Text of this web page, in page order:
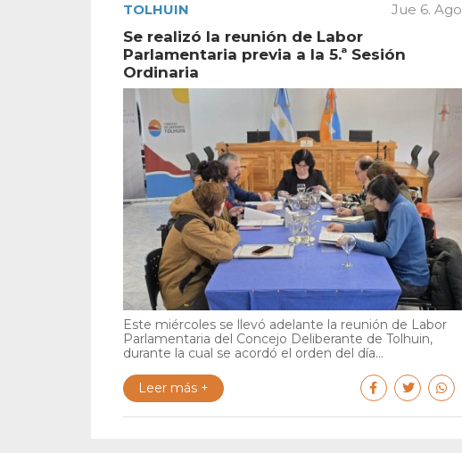
TOLHUIN Jue 6. Ago
Se realizó la reunión de Labor
Parlamentaria previa a la 5.ª Sesión
Ordinaria
Este miércoles se llevó adelante la reunión de Labor
Parlamentaria del Concejo Deliberante de Tolhuin,
durante la cual se acordó el orden del día...
Leer más +